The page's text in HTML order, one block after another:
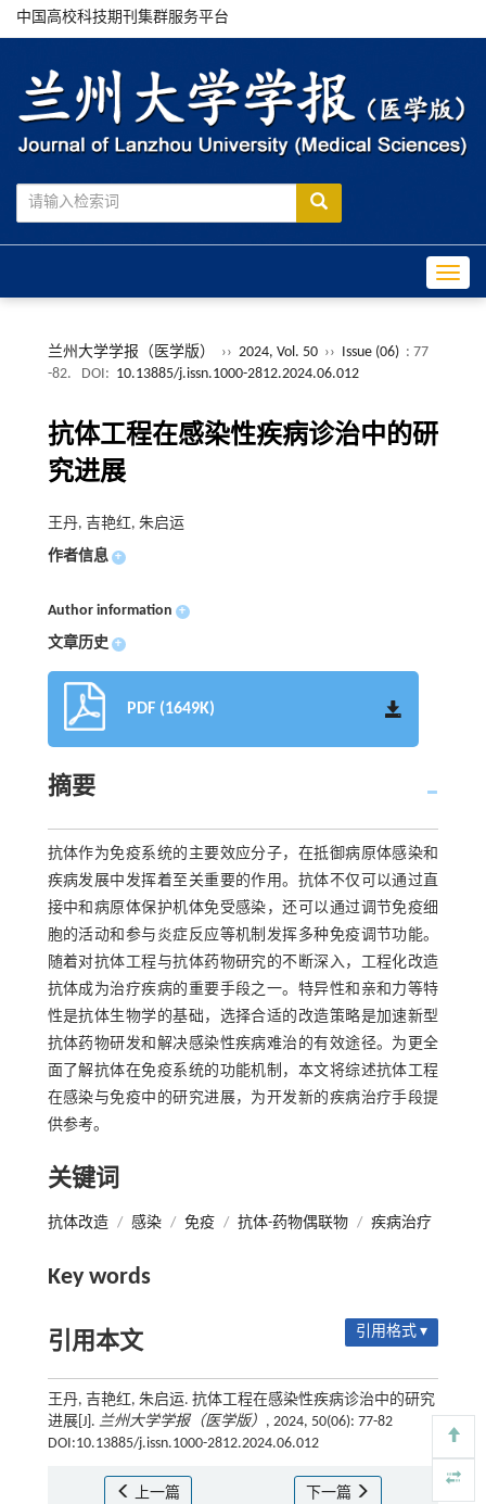
中国高校科技期刊集群服务平台
兰州大学学报（医学版） ›› 2024, Vol. 50 ›› Issue (06) : 77
-82.
DOI: 10.13885/j.issn.1000-2812.2024.06.012
抗体工程在感染性疾病诊治中的研
究进展
王丹, 吉艳红, 朱启运
作者信息 +
Author information +
文章历史 +
PDF (1649K)
摘要
抗体作为免疫系统的主要效应分子，在抵御病原体感染和
疾病发展中发挥着至关重要的作用。抗体不仅可以通过直
接中和病原体保护机体免受感染，还可以通过调节免疫细
胞的活动和参与炎症反应等机制发挥多种免疫调节功能。
随着对抗体工程与抗体药物研究的不断深入，工程化改造
抗体成为治疗疾病的重要手段之一。特异性和亲和力等特
性是抗体生物学的基础，选择合适的改造策略是加速新型
抗体药物研发和解决感染性疾病难治的有效途径。为更全
面了解抗体在免疫系统的功能机制，本文将综述抗体工程
在感染与免疫中的研究进展，为开发新的疾病治疗手段提
供参考。
关键词
抗体改造 / 感染 / 免疫 / 抗体-药物偶联物 / 疾病治疗
Key words
引用本文 引用格式 ▾
王丹, 吉艳红, 朱启运. 抗体工程在感染性疾病诊治中的研究
进展[J]. 兰州大学学报（医学版） , 2024, 50(06): 77-82
DOI:10.13885/j.issn.1000-2812.2024.06.012
上一篇 下一篇